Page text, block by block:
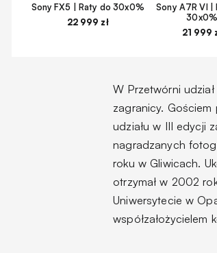
Sony FX5 | Raty do 30x0%
22 999 zł
Sony A7R VI |
30x0%
21 999
W Przetwórni
zagranicy.
udziału w III edycji
nagradzanych
roku w Gliwicach.
otrzymał w 2002
Uniwersytecie w